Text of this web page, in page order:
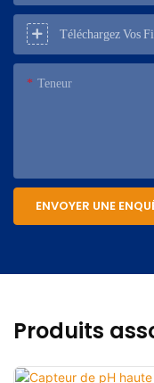
Téléchargez Vos
Teneur
ENVOYER UNE
Produits